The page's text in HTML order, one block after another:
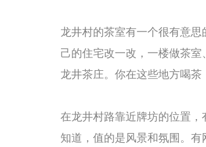
往村子深处走，靠近“十八棵御茶”的方